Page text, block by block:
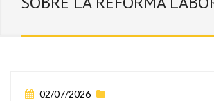
02/07/2026